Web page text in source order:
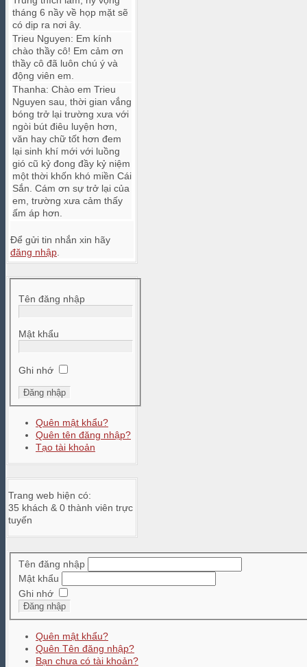
tháng 6 nầy về họp mặt sẽ
có dịp ra nơi ây.
Trieu Nguyen: Em kính
chào thầy cô! Em cảm ơn
thầy cô đã luôn chú ý và
động viên em.
Thanha: Chào em Trieu
Nguyen sau, thời gian vắng
bóng trở lại trường xưa với
ngòi bút điêu luyện hơn,
văn hay chữ tốt hơn đem
lại sinh khí mới với luồng
gió cũ kỷ đong đầy kỷ niệm
một thời khốn khó miền Cái
Sắn. Cám ơn sự trở lại của
em, trường xưa cảm thấy
ấm áp hơn.
Để gửi tin nhắn xin hãy
đăng nhập.
Tên đăng nhập
Mật khẩu
Ghi nhớ
Quên mật khẩu?
Quên tên đăng nhập?
Tạo tài khoản
Trang web hiện có:
35 khách & 0 thành viên trực
tuyến
Tên đăng nhập
Mật khẩu
Ghi nhớ
Đăng nhập
Quên mật khẩu?
Quên Tên đăng nhập?
Bạn chưa có tài khoản?